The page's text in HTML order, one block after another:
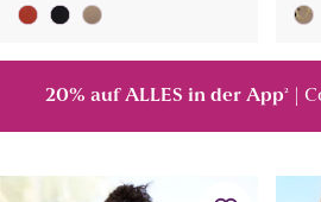
20% auf ALLES in der App² |